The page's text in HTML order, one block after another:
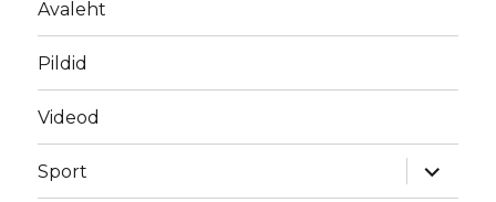
Avaleht
Pildid
Videod
Sport
laienda